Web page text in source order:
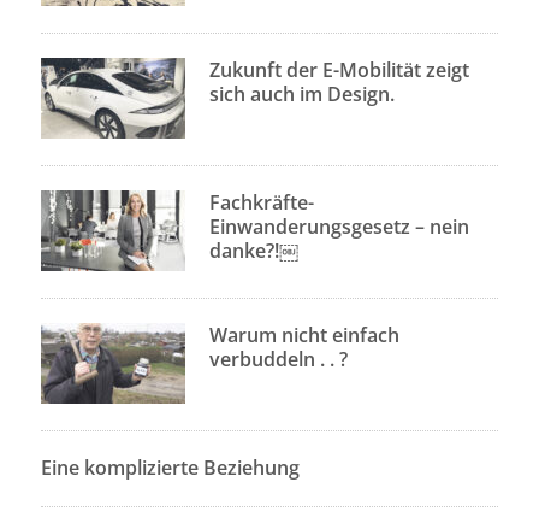
Zukunft der E-Mobilität zeigt
sich auch im Design.
Fachkräfte-
Einwanderungsgesetz – nein
danke?!￼
Warum nicht einfach
verbuddeln . . ?
Eine komplizierte Beziehung